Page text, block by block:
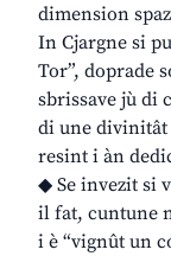
dimension
In Cjargne si
Tor”, doprade
sbrissave jù di
di une
resint i àn
◆ Se invezit si
il fat, cuntune
i è “vignût un